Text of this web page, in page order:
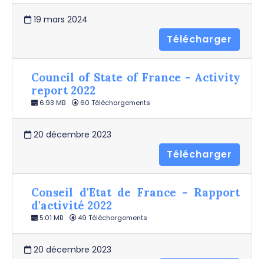
19 mars 2024
Télécharger
Council of State of France - Activity
report 2022
6.93 MB 60 Téléchargements
20 décembre 2023
Télécharger
Conseil d'Etat de France - Rapport
d'activité 2022
5.01 MB 49 Téléchargements
20 décembre 2023